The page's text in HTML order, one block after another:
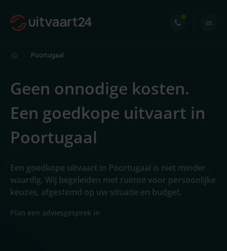
Poortugaal
Geen onnodige kosten.
Een goedkope uitvaart in
Poortugaal
Een goedkope uitvaart in Poortugaal is niet minder
waardig. Wij begeleiden met ruimte voor persoonlijke
keuzes, afgestemd op uw situatie en budget.
Plan een adviesgesprek in